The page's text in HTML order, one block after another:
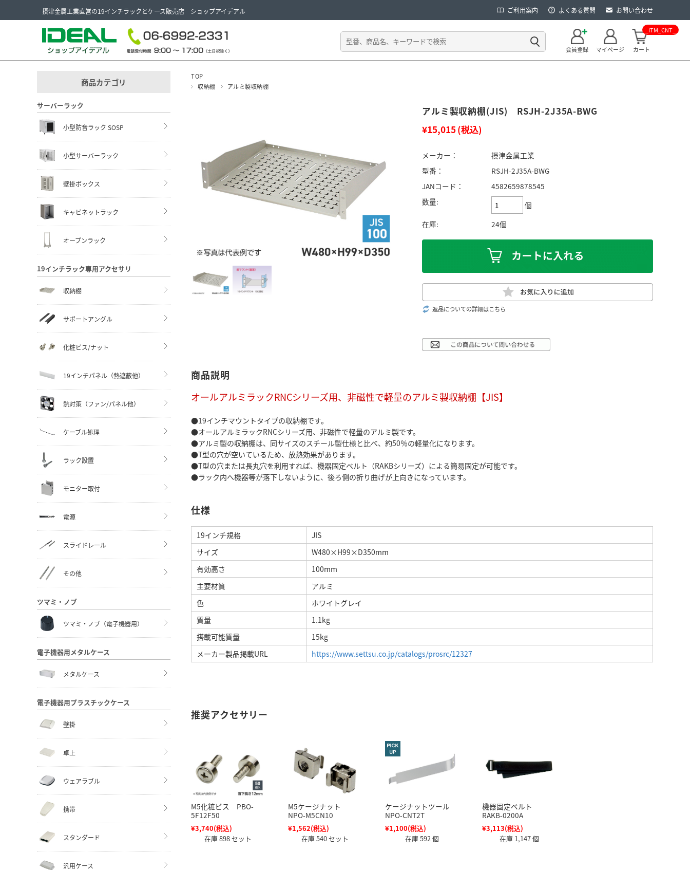
摂津金属工業直営の19インチラックとケース販売店 ショップアイデアル ご利用案内 よくある質問 お問い合わせ
会員登録 マイページ カート
__ITM_CNT__
TOP
収納棚
アルミ製収納棚
アルミ製収納棚(JIS) RSJH-2J35A-BWG
¥15,015(税込)
メーカー：
摂津金属工業
型番：
RSJH-2J35A-BWG
JANコード：
4582659878545
数量:
個
在庫:
24個
返品についての詳細はこちら
商品説明
オールアルミラックRNCシリーズ用、非磁性で軽量のアルミ製収納棚【JIS】
●19インチマウントタイプの収納棚です。
●オールアルミラックRNCシリーズ用、非磁性で軽量のアルミ製です。
●アルミ製の収納棚は、同サイズのスチール製仕様と比べ、約50％の軽量化になります。
●T型の穴が空いているため、放熱効果があります。
●T型の穴または長丸穴を利用すれば、機器固定ベルト（RAKBシリーズ）による簡易固定が可能です。
●ラック内へ機器等が落下しないように、後ろ側の折り曲げが上向きになっています。
仕様
19インチ規格
JIS
サイズ
W480×H99×D350mm
有効高さ
100mm
主要材質
アルミ
色
ホワイトグレイ
質量
1.1kg
搭載可能質量
15kg
メーカー製品掲載URL
https://www.settsu.co.jp/catalogs/prosrc/12327
推奨アクセサリー
M5化粧ビス PBO-
5F12F50
¥3,740(税込)
在庫 898 セット
M5ケージナット
NPO-M5CN10
¥1,562(税込)
在庫 540 セット
ケージナットツール
NPO-CNT2T
¥1,100(税込)
在庫 592 個
機器固定ベルト
RAKB-0200A
¥3,113(税込)
在庫 1,147 個
商品カテゴリ
サーバーラック
小型防音ラック SOSP
小型サーバーラック
壁掛ボックス
キャビネットラック
オープンラック
19インチラック専用アクセサリ
収納棚
サポートアングル
化粧ビス/ナット
19インチパネル（熱遮蔽他）
熱対策（ファン/パネル他）
ケーブル処理
ラック設置
モニター取付
電源
スライドレール
その他
ツマミ・ノブ
ツマミ・ノブ（電子機器用）
電子機器用メタルケース
メタルケース
電子機器用プラスチックケース
壁掛
卓上
ウェアラブル
携帯
スタンダード
汎用ケース